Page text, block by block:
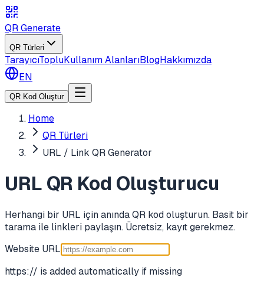
QR Generate
QR Türleri
TarayıcıTopluKullanım AlanlarıBlogHakkımızda
EN
QR Kod Oluştur
Home
QR Türleri
URL / Link QR Generator
URL QR Kod Oluşturucu
Herhangi bir URL için anında QR kod oluşturun. Basit bir
tarama ile linkleri paylaşın. Ücretsiz, kayıt gerekmez.
Website URL
https:// is added automatically if missing